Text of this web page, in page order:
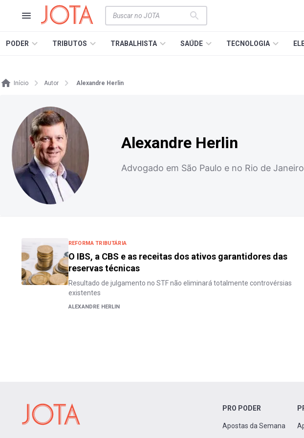
PODER TRIBUTOS TRABALHISTA SAÚDE TECNOLOGIA
Início Autor Alexandre Herlin
Alexandre Herlin
Advogado em São Paulo e no Rio de
REFORMA TRIBUTÁRIA
O IBS, a CBS e as receitas dos ativos garantidores das
reservas técnicas
Resultado de julgamento no STF não eliminará totalmente controvérsias
existentes
ALEXANDRE HERLIN
PRO PODER
Apostas da Semana